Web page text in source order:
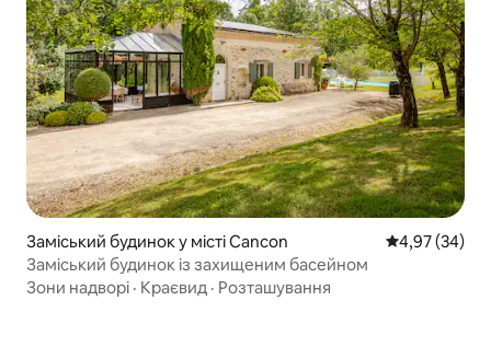
Заміський будинок у місті Cancon Середня
4,97 (34)
Заміський будинок із захищеним басейном
Зони надворі · Краєвид · Розташування